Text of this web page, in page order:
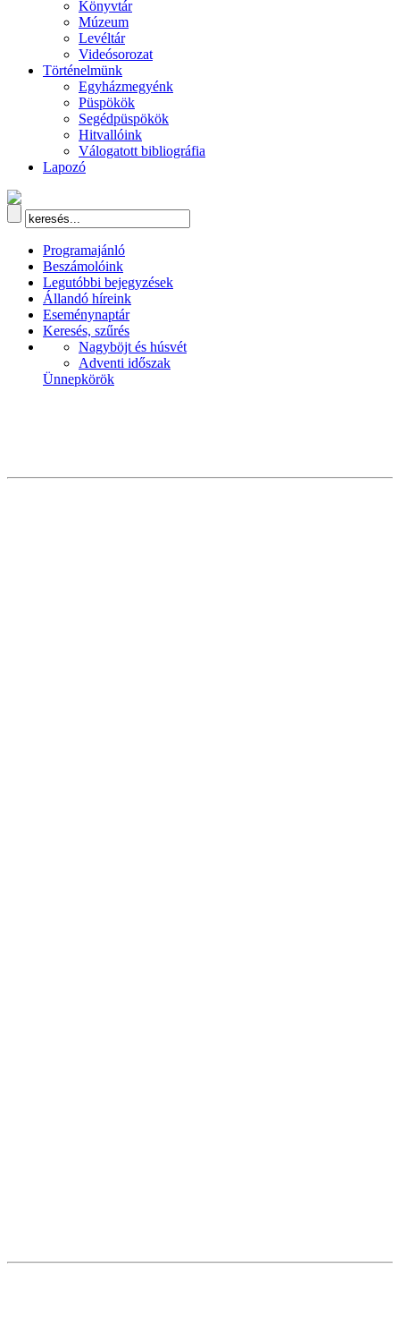
Könyvtár
Múzeum
Levéltár
Videósorozat
Történelmünk
Egyházmegyénk
Püspökök
Segédpüspökök
Hitvallóink
Válogatott bibliográfia
Lapozó
Programajánló
Beszámolóink
Legutóbbi bejegyzések
Állandó híreink
Eseménynaptár
Keresés, szűrés
Nagyböjt és húsvét
Adventi időszak
Ünnepkörök